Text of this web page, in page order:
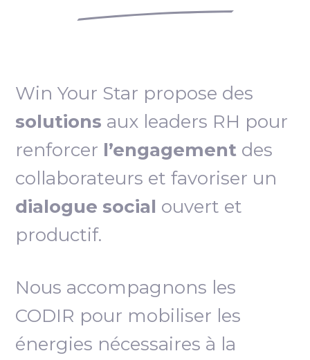
Win Your Star propose des
solutions aux leaders RH pour
renforcer l’engagement des
collaborateurs et favoriser un
dialogue social ouvert et
productif.
Nous accompagnons les
CODIR pour mobiliser les
énergies nécessaires à la